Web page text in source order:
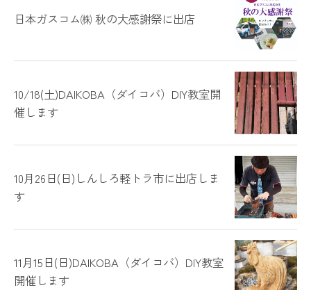
日本ガスコム㈱ 秋の大感謝祭に出店
10/18(土)DAIKOBA（ダイコバ）DIY教室開
催します
10月26日(日)しんしろ軽トラ市に出店しま
す
11月15日(日)DAIKOBA（ダイコバ）DIY教室
開催します